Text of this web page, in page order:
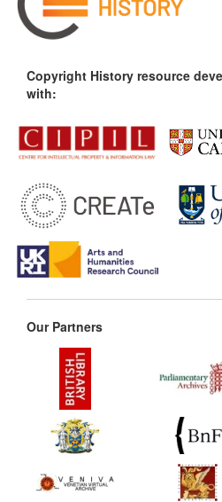
Copyright History resource
with:
Our Partners